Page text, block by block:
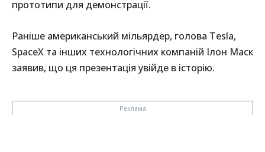
прототипи для демонстрації.
Раніше американський мільярдер, голова Tesla,
SpaceX та інших технологічних компаній Ілон Маск
заявив, що ця презентація увійде в історію.